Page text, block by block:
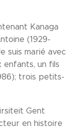
Kanaga
(1929-
suis marié avec
enfants, un fils
trois petits-
Gent
en histoire